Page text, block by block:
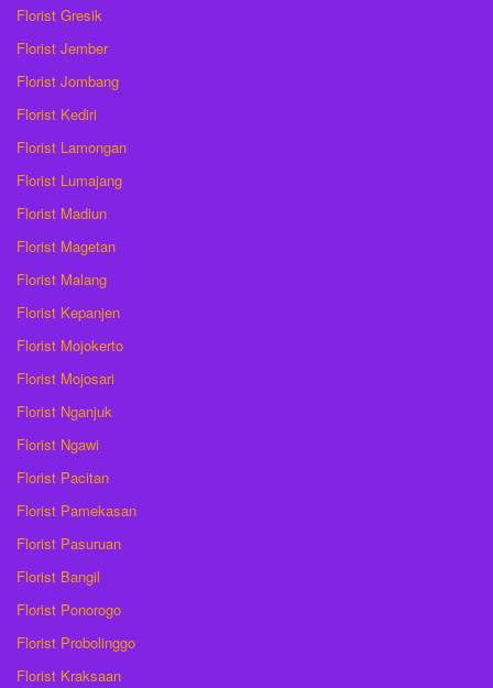
Florist Gresik
Florist Jember
Florist Jombang
Florist Kediri
Florist Lamongan
Florist Lumajang
Florist Madiun
Florist Magetan
Florist Malang
Florist Kepanjen
Florist Mojokerto
Florist Mojosari
Florist Nganjuk
Florist Ngawi
Florist Pacitan
Florist Pamekasan
Florist Pasuruan
Florist Bangil
Florist Ponorogo
Florist Probolinggo
Florist Kraksaan